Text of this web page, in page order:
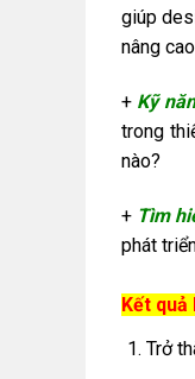
giúp
nâng
+ Kỹ
trong
nào?
+ Tìm
phát
Kết
Trở